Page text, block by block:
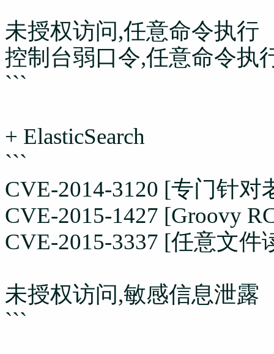
未授权访问,任意命令执行
控制台弱口令,任意命令执
```
+ ElasticSearch
```
CVE-2014-3120 [专门针对
CVE-2015-1427 [Groovy
CVE-2015-3337 [任意文件
未授权访问,敏感信息泄露
```